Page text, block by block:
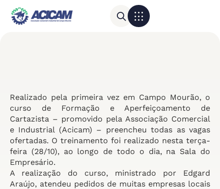
Realizado pela primeira vez em Campo Mourão, o
curso de Formação e Aperfeiçoamento de
Cartazista – promovido pela Associação Comercial
e Industrial (Acicam) – preencheu todas as vagas
ofertadas. O treinamento foi realizado nesta terça-
feira (28/10), ao longo de todo o dia, na Sala do
Empresário.
A realização do curso, ministrado por Edgard
Araújo, atendeu pedidos de muitas empresas locais